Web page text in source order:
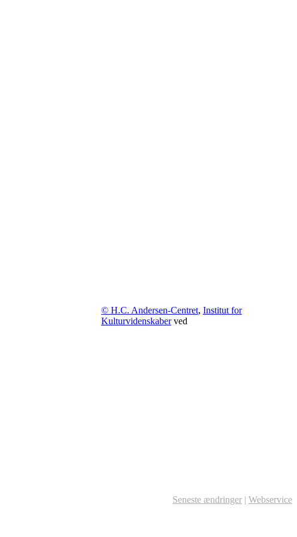
© H.C. Andersen-Centret, Institut for
Kulturvidenskaberved
Seneste ændringer | Webservice